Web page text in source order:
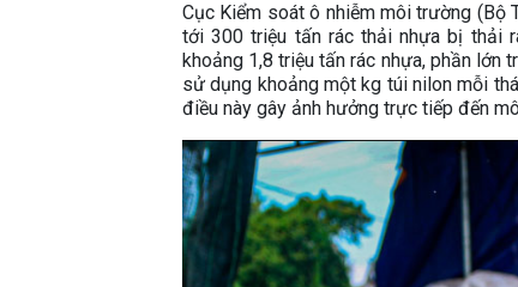
Cục Kiểm soát ô nhiễm môi trường (Bộ
tới 300 triệu tấn rác thải nhựa bị thải
khoảng 1,8 triệu tấn rác nhựa, phần lớn
sử dụng khoảng một kg túi nilon mỗi
điều này gây ảnh hưởng trực tiếp đến